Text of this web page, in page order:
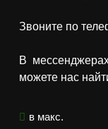
Звоните по
В
можете нас
в макс.